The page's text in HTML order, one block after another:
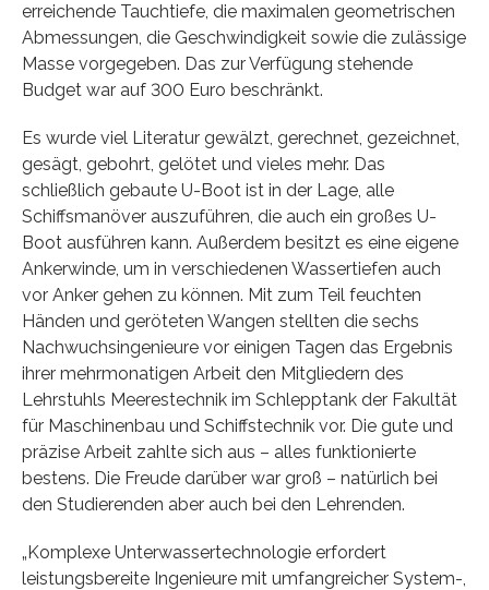
erreichende Tauchtiefe, die maximalen geometrischen
Abmessungen, die Geschwindigkeit sowie die zulässige
Masse vorgegeben. Das zur Verfügung stehende
Budget war auf 300 Euro beschränkt.
Es wurde viel Literatur gewälzt, gerechnet, gezeichnet,
gesägt, gebohrt, gelötet und vieles mehr. Das
schließlich gebaute U-Boot ist in der Lage, alle
Schiffsmanöver auszuführen, die auch ein großes U-
Boot ausführen kann. Außerdem besitzt es eine eigene
Ankerwinde, um in verschiedenen Wassertiefen auch
vor Anker gehen zu können. Mit zum Teil feuchten
Händen und geröteten Wangen stellten die sechs
Nachwuchsingenieure vor einigen Tagen das Ergebnis
ihrer mehrmonatigen Arbeit den Mitgliedern des
Lehrstuhls Meerestechnik im Schlepptank der Fakultät
für Maschinenbau und Schiffstechnik vor. Die gute und
präzise Arbeit zahlte sich aus – alles funktionierte
bestens. Die Freude darüber war groß – natürlich bei
den Studierenden aber auch bei den Lehrenden.
„Komplexe Unterwassertechnologie erfordert
leistungsbereite Ingenieure mit umfangreicher System-,